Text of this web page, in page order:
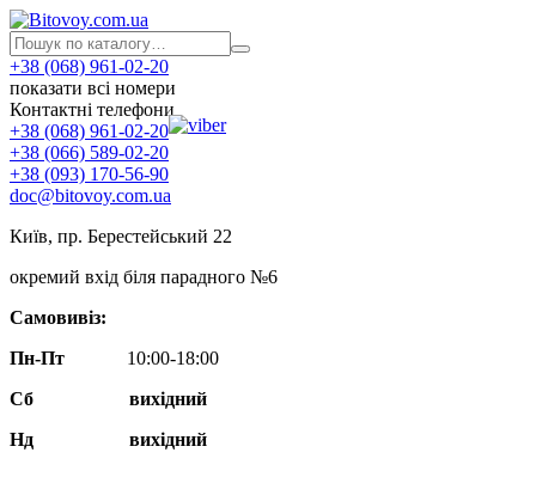
+38 (068) 961-02-20
показати всі номери
Контактні телефони
+38 (068) 961-02-20
+38 (066) 589-02-20
+38 (093) 170-56-90
doc@bitovoy.com.ua
Київ, пр. Берестейський 22
окремий вхід біля парадного №6
Самовивіз:
Пн-Пт
10:00-18:00
Сб
вихідний
Нд
вихідний